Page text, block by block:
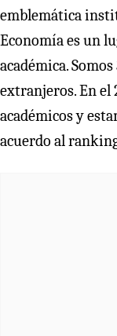
emblemática
Economía es un
académica.
extranjeros. En el
académicos y
acuerdo al